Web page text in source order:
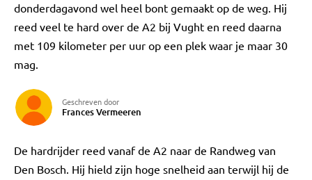
donderdagavond wel heel bont gemaakt op de weg. Hij
reed veel te hard over de A2 bij Vught en reed daarna
met 109 kilometer per uur op een plek waar je maar 30
mag.
Geschreven door
Frances Vermeeren
De hardrijder reed vanaf de A2 naar de Randweg van
Den Bosch. Hij hield zijn hoge snelheid aan terwijl hij de